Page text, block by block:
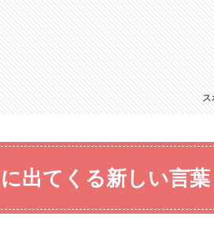
ス
出てくる新しい言葉